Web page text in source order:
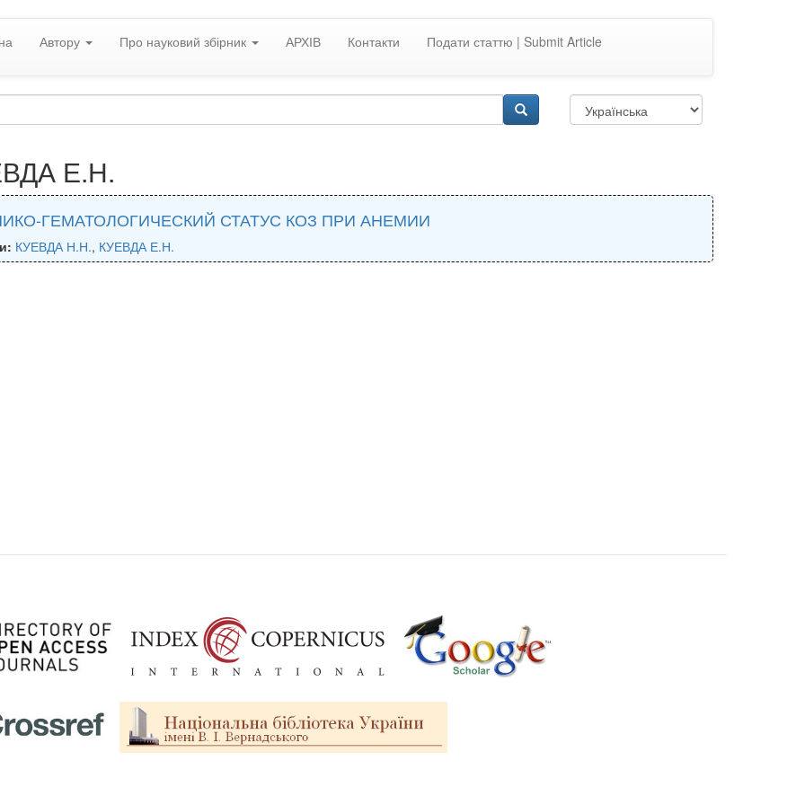
Автору Про науковий збірник АРХІВ Контакти Подати статтю | Submit Article
Е.Н.
ГЕМАТОЛОГИЧЕСКИЙ СТАТУС КОЗ ПРИ АНЕМИИ
КУЕВДА Н.Н., КУЕВДА Е.Н.